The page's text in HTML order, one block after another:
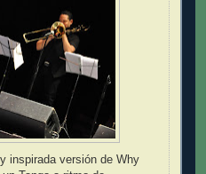
inspirada versión de Why